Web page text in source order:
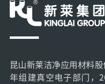
昆山新莱洁净应用材料
年组建真空电子部门，